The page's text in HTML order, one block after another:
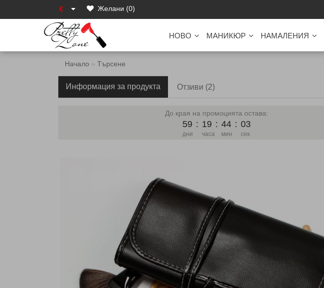
€ Желани (0)
НОВО МАНИКЮР НАМАЛЕНИЯ
Начало Търсене
Информация за продукта Отзиви (2)
До края на промоцията остава:
59
дни
: 19
часа
: 44
мин
: 02
сек